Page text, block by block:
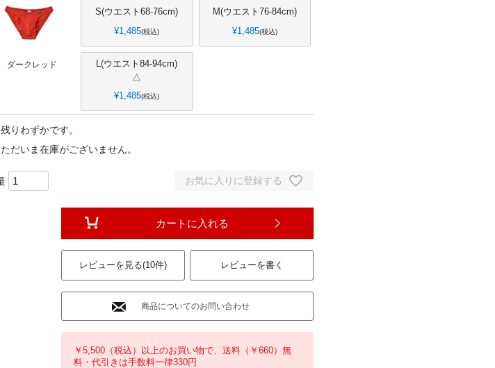
ダークレッド
S(ウエスト68-76cm)
¥1,485 税込
M(ウエスト76-84cm)
¥1,485 税込
L(ウエスト84-94cm)
△
¥1,485 税込
残りわずかです。
ただいま在庫がございません。
お気に入りに登録する
カートに入れる
レビューを見る(10件) レビューを書く
商品についてのお問い合わせ
￥5,500（税込）以上のお買い物で、送料（￥660）無
料・代引きは手数料一律330円